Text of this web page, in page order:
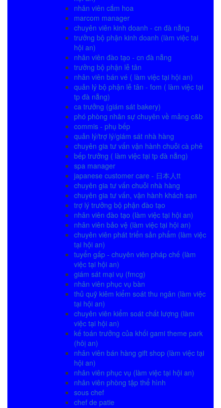
nhân viên cắm hoa
marcom manager
chuyên viên kinh doanh - cn đà nẵng
trưởng bộ phận kinh doanh (làm việc tại
hội an)
nhân viên đào tạo - cn đà nẵng
trưởng bộ phận lễ tân
nhân viên bán vé ( làm việc tại hội an)
quản lý bộ phận lễ tân - fom ( làm việc tại
tp đà nẵng)
ca trưởng (giám sát bakery)
phó phòng nhân sự chuyên về mảng c&b
commis - phụ bếp
quản lý/trợ lý/giám sát nhà hàng
chuyên gia tư vấn vận hành chuỗi cà phê
bếp trưởng ( làm việc tại tp đà nẵng)
spa manager
japanese customer care - 日本人tt
chuyên gia tư vấn chuỗi nhà hàng
chuyên gia tư vấn, vận hành khách sạn
trợ lý trưởng bộ phận đào tạo
nhân viên đào tạo (làm việc tại hội an)
nhân viên bảo vệ (làm việc tại hội an)
chuyên viên phát triển sản phẩm (làm việc
tại hội an)
tuyển gấp - chuyên viên pháp chế (làm
việc tại hội an)
giám sát mại vụ (fmcg)
nhân viên phục vụ bàn
thủ quỹ kiêm kiểm soát thu ngân (làm việc
tại hội an)
chuyên viên kiểm soát chất lượng (làm
việc tại hội an)
kế toán trưởng của khối gami theme park
(hôị an)
nhân viên bán hàng gift shop (làm việc tại
hội an)
nhân viên phục vụ (làm việc tại hội an)
nhân viên phòng tập thể hình
sous chef
chef de patie